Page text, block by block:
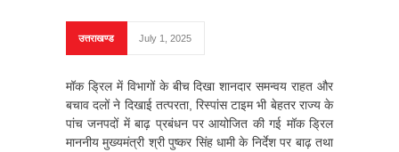
उत्तराखण्ड July 1, 2025
मॉक ड्रिल में विभागों के बीच दिखा शानदार समन्वय राहत और
बचाव दलों ने दिखाई तत्परता, रिस्पांस टाइम भी बेहतर राज्य के
पांच जनपदों में बाढ़ प्रबंधन पर आयोजित की गई मॉक ड्रिल
माननीय मुख्यमंत्री श्री पुष्कर सिंह धामी के निर्देश पर बाढ़ तथा